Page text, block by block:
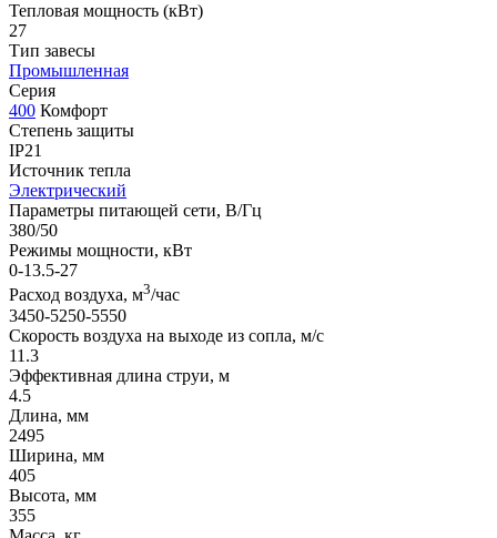
Тепловая мощность (кВт)
27
Тип завесы
Промышленная
Серия
400 Комфорт
Степень защиты
IP21
Источник тепла
Электрический
Параметры питающей сети, В/Гц
380/50
Режимы мощности, кВт
0-13.5-27
Расход воздуха, м3/час
3450-5250-5550
Скорость воздуха на выходе из сопла, м/с
11.3
Эффективная длина струи, м
4.5
Длина, мм
2495
Ширина, мм
405
Высота, мм
355